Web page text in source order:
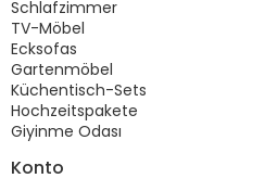
Schlafzimmer
TV-Möbel
Ecksofas
Gartenmöbel
Küchentisch-Sets
Hochzeitspakete
Giyinme Odası
Konto